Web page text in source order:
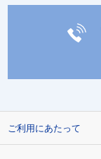
ご利用にあたって